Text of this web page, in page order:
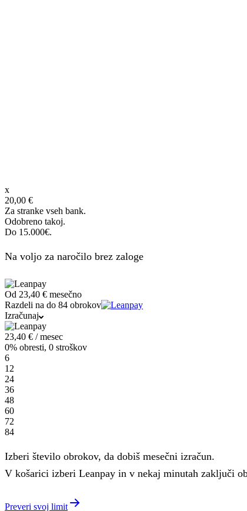
x
20,00 €
Za stranke vseh bank.
Odobreno takoj.
Do 15.000€.
Na voljo za naročilo brez zaloge
Od 23,40 € mesečno
Razdeli na do 84 obrokov
Izračunaj
23,40 € / mesec
0% obresti, 0 stroškov
6
12
24
36
48
60
72
84
Izberi število obrokov, da dobiš mesečni izračun.
V košarici izberi Leanpay in v nekaj minutah zaključi
Preveri svoj limit